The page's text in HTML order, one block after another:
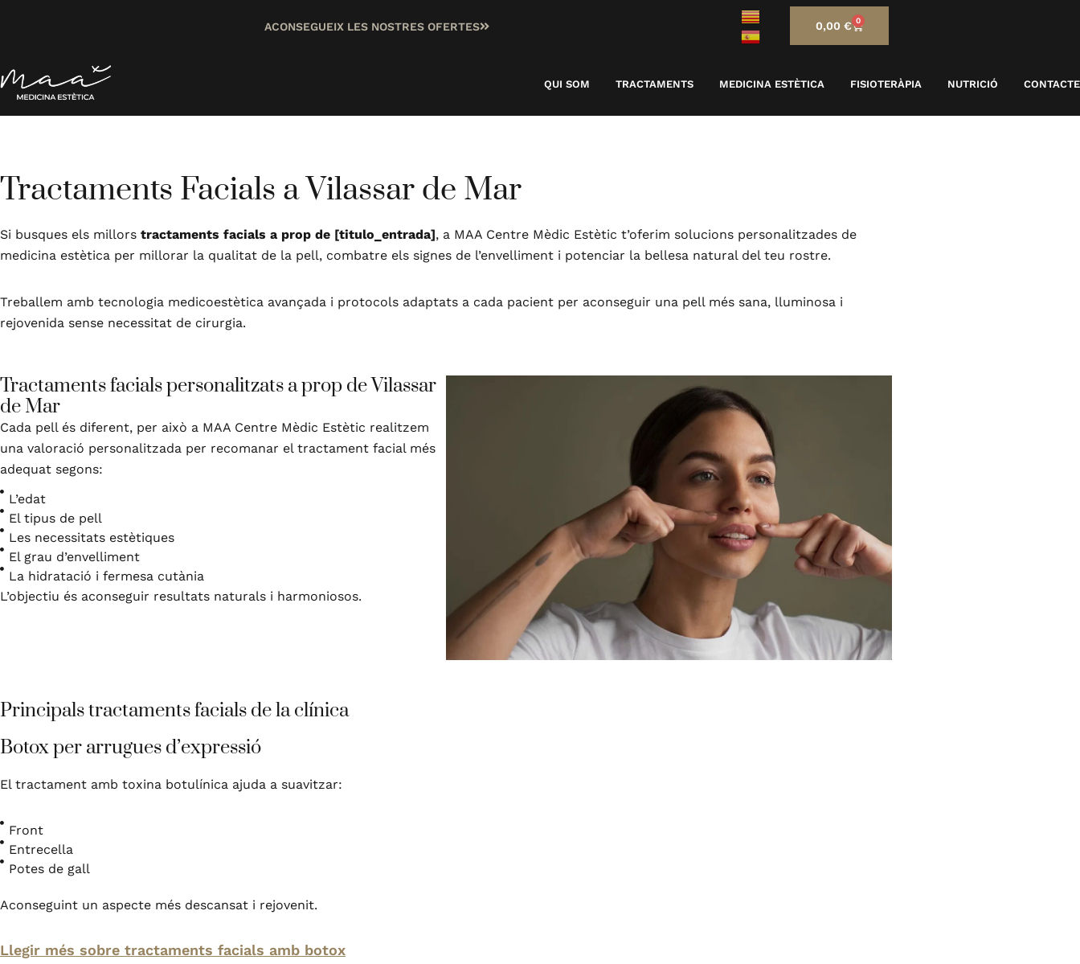
ACONSEGUEIX LES NOSTRES OFERTES 0,00 € 0
QUI SOM TRACTAMENTS MEDICINA ESTÈTICA FISIOTERÀPIA NUTRICIÓ CONTACTE
Tractaments Facials a Vilassar de Mar
Si busques els millors tractaments facials a prop de [titulo_entrada], a MAA Centre Mèdic Estètic t’oferim solucions personalitzades de
medicina estètica per millorar la qualitat de la pell, combatre els signes de l’envelliment i potenciar la bellesa natural del teu rostre.
Treballem amb tecnologia medicoestètica avançada i protocols adaptats a cada pacient per aconseguir una pell més sana, lluminosa i
rejovenida sense necessitat de cirurgia.
Tractaments facials personalitzats a prop de Vilassar
de Mar
Cada pell és diferent, per això a MAA Centre Mèdic Estètic realitzem
una valoració personalitzada per recomanar el tractament facial més
adequat segons:
L’edat
El tipus de pell
Les necessitats estètiques
El grau d’envelliment
La hidratació i fermesa cutània
L’objectiu és aconseguir resultats naturals i harmoniosos.
Principals tractaments facials de la clínica
Botox per arrugues d’expressió
El tractament amb toxina botulínica ajuda a suavitzar:
Front
Entrecella
Potes de gall
Aconseguint un aspecte més descansat i rejovenit.
Llegir més sobre tractaments facials amb botox